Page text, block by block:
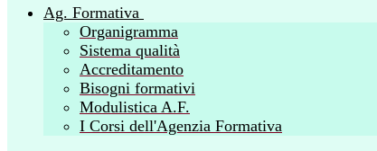
Ag. Formativa
Organigramma
Sistema qualità
Accreditamento
Bisogni formativi
Modulistica A.F.
I Corsi dell'Agenzia Formativa